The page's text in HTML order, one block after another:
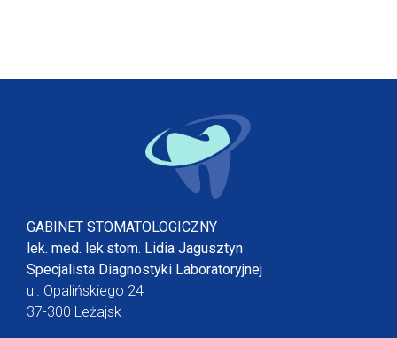
GABINET STOMATOLOGICZNY
lek. med. lek.stom. Lidia Jagusztyn
Specjalista Diagnostyki Laboratoryjnej
ul. Opalińskiego 24
37-300 Leżajsk